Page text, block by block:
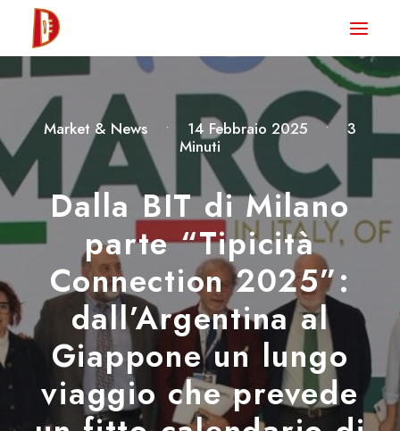
HOME
NEWS
DEGUSTA TV
LA RIVISTA
CONTATTI
CLUB DEGUSTA
STORE
RICERCA
Market & News • 14 Febbraio 2025 •
3
Minuti
Dalla BIT di Milano
parte “Tipicità
Connection 2025”:
dall’Argentina al
Giappone un lungo
viaggio che prevede